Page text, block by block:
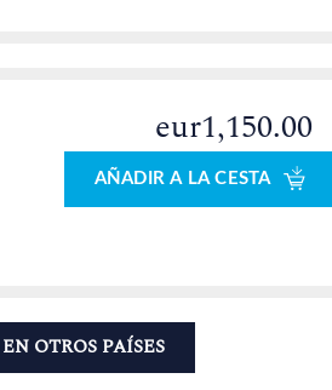
eur1,150.00
AÑADIR A LA CESTA
OTROS PAÍSES